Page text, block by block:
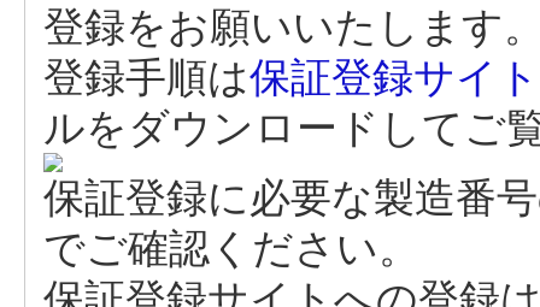
登録をお願いいたします
登録手順は保証登録サイト
ルをダウンロードしてご
保証登録に必要な製造番
でご確認ください。